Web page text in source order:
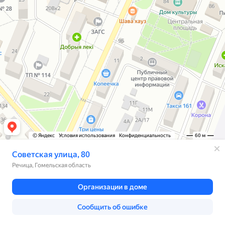
© Яндекс Условия использования Конфиденциальность 60 м
Советская улица, 80
Речица, Гомельская область
Организации в доме
Сообщить об ошибке